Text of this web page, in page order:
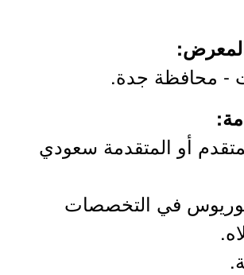
- محافظة جدة.
أو المتقدمة سعودي
في التخصصات